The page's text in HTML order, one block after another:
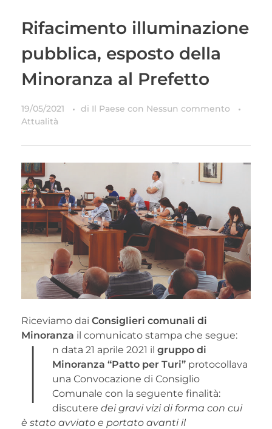
Rifacimento illuminazione
pubblica, esposto della
Minoranza al Prefetto
19/05/2021 di Il Paese con Nessun commento
Attualità
Riceviamo dai Consiglieri comunali di
Minoranza il comunicato stampa che segue:
I n data 21 aprile 2021 ilgruppo di
Minoranza “Patto per Turi” protocollava
una Convocazione di Consiglio
Comunale con la seguente finalità:
discuteredei gravi vizi di forma con cui
è stato avviato e portato avanti il